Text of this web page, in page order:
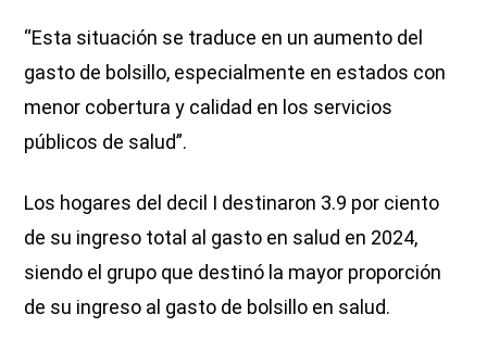
“Esta situación se traduce en un aumento del
gasto de bolsillo, especialmente en estados con
menor cobertura y calidad en los servicios
públicos de salud”.
Los hogares del decil I destinaron 3.9 por ciento
de su ingreso total al gasto en salud en 2024,
siendo el grupo que destinó la mayor proporción
de su ingreso al gasto de bolsillo en salud.